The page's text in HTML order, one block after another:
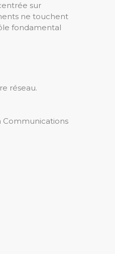
sur
ne touchent
fondamental
réseau.
Communications